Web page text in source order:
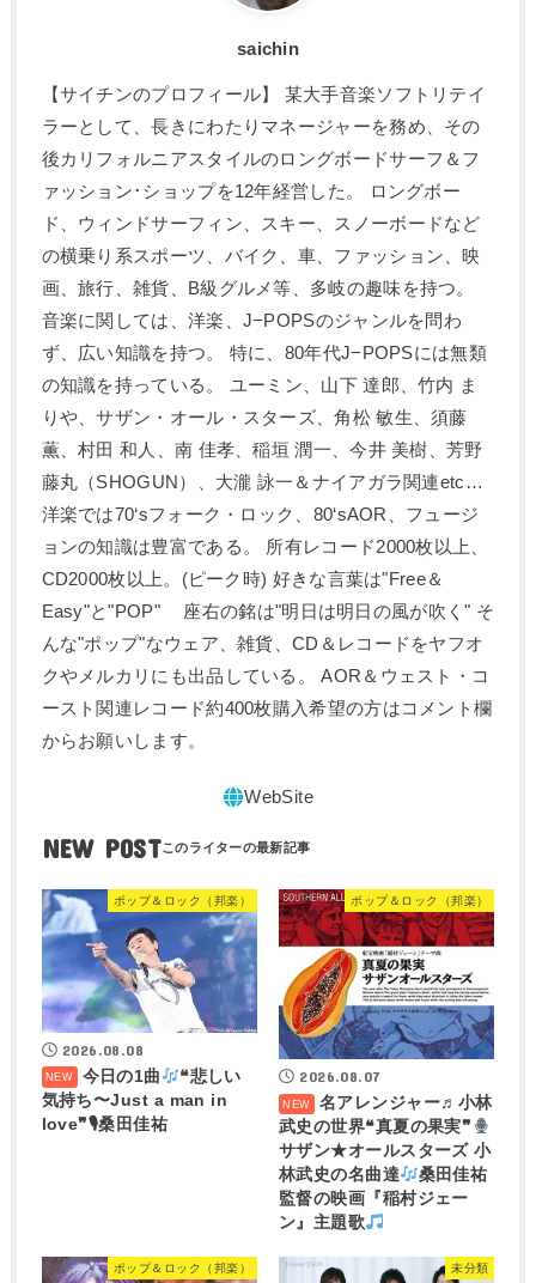
saichin
【サイチンのプロフィール】 某大手音楽ソフトリテイ
ラーとして、長きにわたりマネージャーを務め、その
後カリフォルニアスタイルのロングボードサーフ＆フ
ァッション･ショップを12年経営した。 ロングボー
ド、ウィンドサーフィン、スキー、スノーボードなど
の横乗り系スポーツ、バイク、車、ファッション、映
画、旅行、雑貨、B級グルメ等、多岐の趣味を持つ。
音楽に関しては、洋楽、J−POPSのジャンルを問わ
ず、広い知識を持つ。 特に、80年代J−POPSには無類
の知識を持っている。 ユーミン、山下 達郎、竹内 ま
りや、サザン・オール・スターズ、角松 敏生、須藤
薫、村田 和人、南 佳孝、稲垣 潤一、今井 美樹、芳野
藤丸（SHOGUN）、大瀧 詠一＆ナイアガラ関連etc…
洋楽では70‘sフォーク・ロック、80‘sAOR、フュージ
ョンの知識は豊富である。 所有レコード2000枚以上、
CD2000枚以上。(ピーク時) 好きな言葉は"Free＆
Easy"と"POP" 座右の銘は"明日は明日の風が吹く" そ
んな"ポップ"なウェア、雑貨、CD＆レコードをヤフオ
クやメルカリにも出品している。 AOR＆ウェスト・コ
ースト関連レコード約400枚購入希望の方はコメント欄
からお願いします。
NEW POST
ポップ＆ロック（邦楽）
2026.08.08
今日の1曲
❝悲しい
気持ち〜Just a man in
love❞🎙桑田佳祐
ポップ＆ロック（邦楽）
2026.08.07
名アレンジャー♬ 小林
武史の世界❝真夏の果実❞
サザン★オールスターズ 小
林武史の名曲達
桑田佳祐
監督の映画『稲村ジェー
ン』主題歌
ポップ＆ロック（邦楽） 未分類